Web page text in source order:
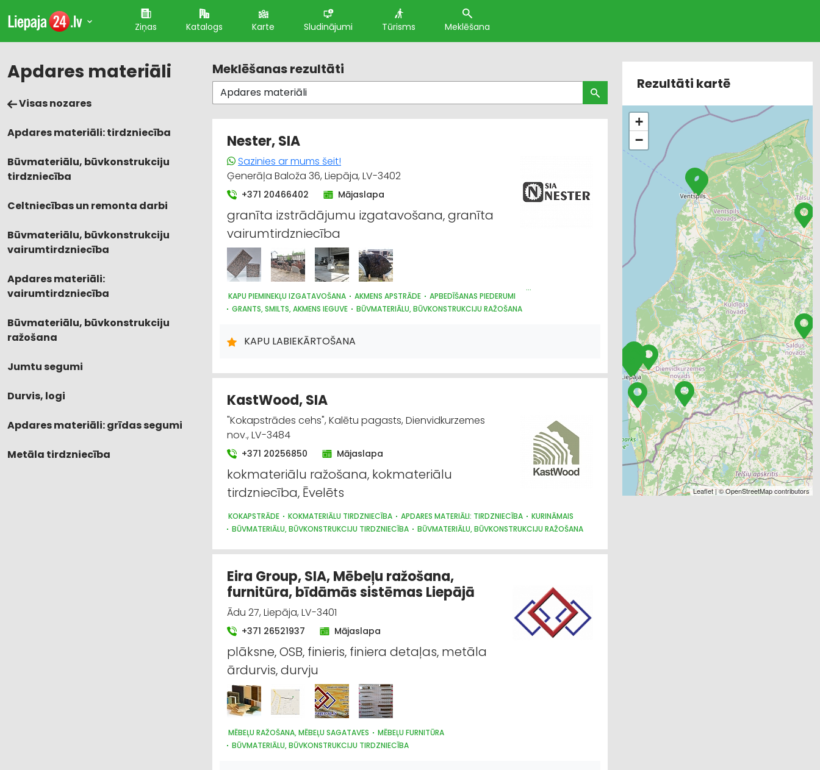
Ziņas Katalogs Karte Sludinājumi Tūrisms Meklēšana
Apdares materiāli
Visas nozares
Apdares materiāli: tirdzniecība
Būvmateriālu, būvkonstrukciju
tirdzniecība
Celtniecības un remonta darbi
Būvmateriālu, būvkonstrukciju
vairumtirdzniecība
Apdares materiāli:
vairumtirdzniecība
Būvmateriālu, būvkonstrukciju
ražošana
Jumtu segumi
Durvis, logi
Apdares materiāli: grīdas segumi
Metāla tirdzniecība
Meklēšanas rezultāti
Nester, SIA
Sazinies ar mums šeit!
Ģenerāļa Baloža 36, Liepāja, LV-3402
+371 20466402 Mājaslapa
granīta izstrādājumu izgatavošana, granīta
vairumtirdzniecība
KAPU PIEMINEKĻU IZGATAVOŠANA AKMENS APSTRĀDE
APBEDĪŠANAS PIEDERUMI
GRANTS, SMILTS, AKMENS IEGUVE
BŪVMATERIĀLU, BŪVKONSTRUKCIJU RAŽOŠANA
LABIEKĀRTOŠANA, APZAĻUMOŠANA
KAPU LABIEKĀRTOŠANA
KastWood, SIA
"Kokapstrādes cehs", Kalētu pagasts, Dienvidkurzemes
nov., LV-3484
+371 20256850 Mājaslapa
kokmateriālu ražošana, kokmateriālu
tirdzniecība, Ēvelēts
KOKAPSTRĀDE KOKMATERIĀLU TIRDZNIECĪBA APDARES MATERIĀLI: TIRDZNIECĪBA
KURINĀMAIS
BŪVMATERIĀLU, BŪVKONSTRUKCIJU TIRDZNIECĪBA
BŪVMATERIĀLU, BŪVKONSTRUKCIJU RAŽOŠANA
Eira Group, SIA, Mēbeļu ražošana,
furnitūra, bīdāmās sistēmas Liepājā
Ādu 27, Liepāja, LV-3401
+371 26521937 Mājaslapa
plāksne, OSB, finieris, finiera detaļas, metāla
ārdurvis, durvju
MĒBEĻU RAŽOŠANA, MĒBEĻU SAGATAVES
MĒBEĻU FURNITŪRA
BŪVMATERIĀLU, BŪVKONSTRUKCIJU TIRDZNIECĪBA
Rezultāti kartē
+
−
Leaflet| ©OpenStreetMapcontributors